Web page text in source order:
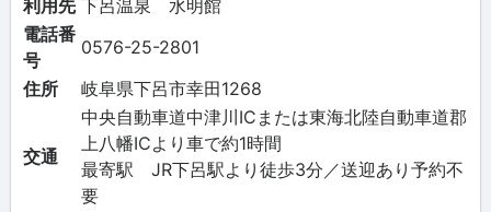
利用先 下呂温泉 水明館
電話番
号
0576-25-2801
住所
岐阜県下呂市幸田1268
交通
中央自動車道中津川ICまたは東海北陸自動車道郡
上八幡ICより車で約1時間
最寄駅 JR下呂駅より徒歩3分／送迎あり予約不
要